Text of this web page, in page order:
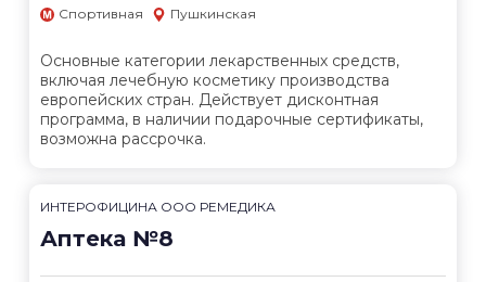
Спортивная Пушкинская
Основные категории лекарственных средств,
включая лечебную косметику производства
европейских стран. Действует дисконтная
программа, в наличии подарочные сертификаты,
возможна рассрочка.
ИНТЕРОФИЦИНА ООО РЕМЕДИКА
Аптека №8